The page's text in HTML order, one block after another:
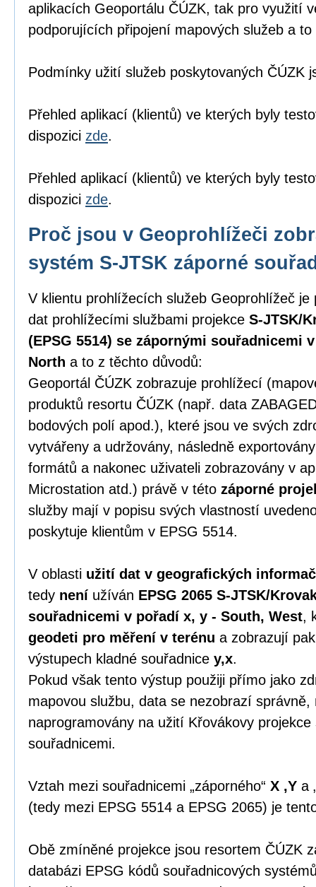
aplikacích Geoportálu ČÚZK, tak pro využití
podporujících připojení mapových služeb a
Podmínky užití služeb poskytovaných ČÚZK
Přehled aplikací (klientů) ve kterých byly
dispozici zde.
Přehled aplikací (klientů) ve kterých byly
dispozici zde.
Proč jsou v Geoprohlížeči
systém S-JTSK záporné
V klientu prohlížecích služeb Geoprohlížeč je
dat prohlížecími službami projekce S-JTSK/
(EPSG 5514) se zápornými souřadnicemi
North a to z těchto důvodů:
Geoportál ČÚZK zobrazuje prohlížecí
produktů resortu ČÚZK (např. data
bodových polí apod.), které jsou ve svých
vytvářeny a udržovány, následně
formátů a nakonec uživateli zobrazovány v
Microstation atd.) právě v této záporné
služby mají v popisu svých vlastností
poskytuje klientům v EPSG 5514.
V oblasti užití dat v geografických
tedy není užíván EPSG 2065 S-JTSK/
souřadnicemi v pořadí x, y - South, West,
geodeti pro měření v terénu a zobrazují
výstupech kladné souřadnice y,x.
Pokud však tento výstup použiji přímo jako
mapovou službu, data se nezobrazí
naprogramovány na užití Křovákovy projekce
souřadnicemi.
Vztah mezi souřadnicemi „záporného“ X ,Y a
(tedy mezi EPSG 5514 a EPSG 2065) je
Obě zmíněné projekce jsou resortem ČÚZK
databázi EPSG kódů souřadnicových